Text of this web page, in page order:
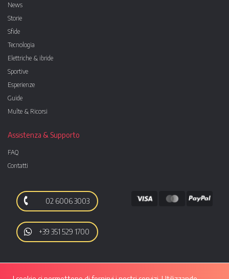
News
Storie
Sfide
Tecnologia
Elettriche & ibride
Sportive
Esperienze
Guide
Multe & Ricorsi
Assistenza & Supporto
FAQ
Contatti
02 6006 3003
+39 351 529 1700